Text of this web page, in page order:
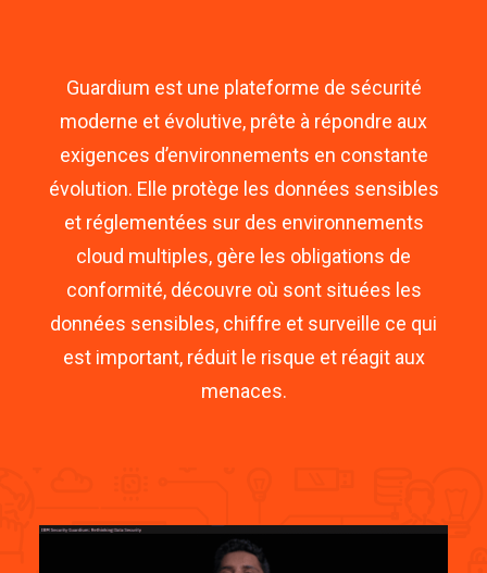
Guardium est une plateforme de sécurité
moderne et évolutive, prête à répondre aux
exigences d’environnements en constante
évolution. Elle protège les données sensibles
et réglementées sur des environnements
cloud multiples, gère les obligations de
conformité, découvre où sont situées les
données sensibles, chiffre et surveille ce qui
est important, réduit le risque et réagit aux
menaces.